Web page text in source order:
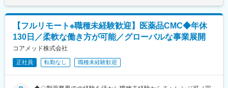
択肢をお届けしています。
変更の範囲：会社の定める業務
・歯科業界におけるベストプラクティス診療の導入・従業員教育
の充実と働き方改革の実践
・地域に所在する病院、施設(自宅含む)との連携強化
・集患マーケティングの企画、Web戦略立案、実行
▼一部事例
・採用・教育・シフトコントロールの実践によるリテンションの
向上
までも目安の金額であり、選考を通じて上下する可能性がありま
す。月給(月額)は固定手当を含めた表記です。
【フルリモート※職種未経験歓迎】医薬品CMC◆年休
130日／柔軟な働き方が可能／グローバルな事業展開
コアメッド株式会社
正社員 転勤なし 職種未経験歓迎